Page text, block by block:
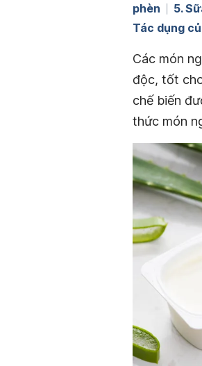
phèn
5.
Tác dụng
Các món
độc, tốt
chế biến
thức món